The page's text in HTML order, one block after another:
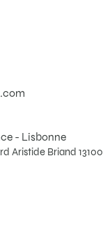
- Lisbonne
Aristide Briand 13100